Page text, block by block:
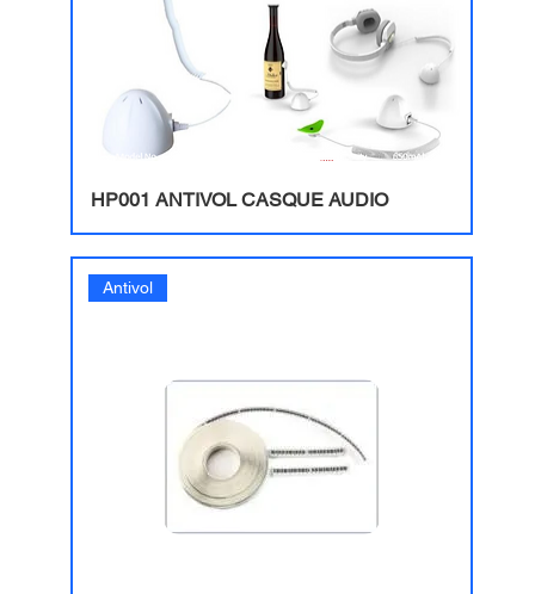
HP001 ANTIVOL CASQUE AUDIO
Antivol